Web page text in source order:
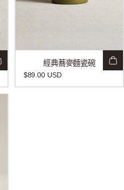
經典蕎麥麵瓷碗
$89.00 USD